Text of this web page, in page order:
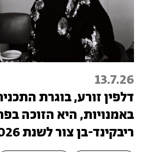
13.7.26
דלפין זורע, בוגרת
באמנויות, היא הזוכה
ריבקינד-בן צור לשנת 2026